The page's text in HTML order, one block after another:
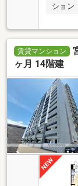
ション
賃貸マンション
ヶ月 14階建